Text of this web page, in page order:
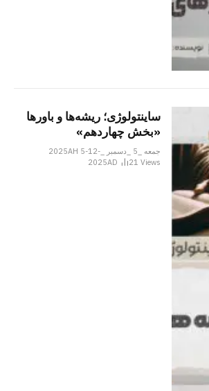
ساینتولوژی؛ ریشه‌ها و باورها
«بخش چهاردهم»
جمعه _5 _دسمبر _2025AH 5-12-
2025AD
21Views